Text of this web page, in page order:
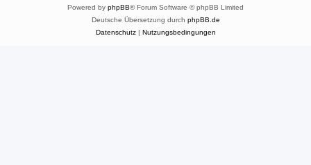
Powered by phpBB® Forum Software © phpBB Limited
Deutsche Übersetzung durch phpBB.de
Datenschutz| Nutzungsbedingungen